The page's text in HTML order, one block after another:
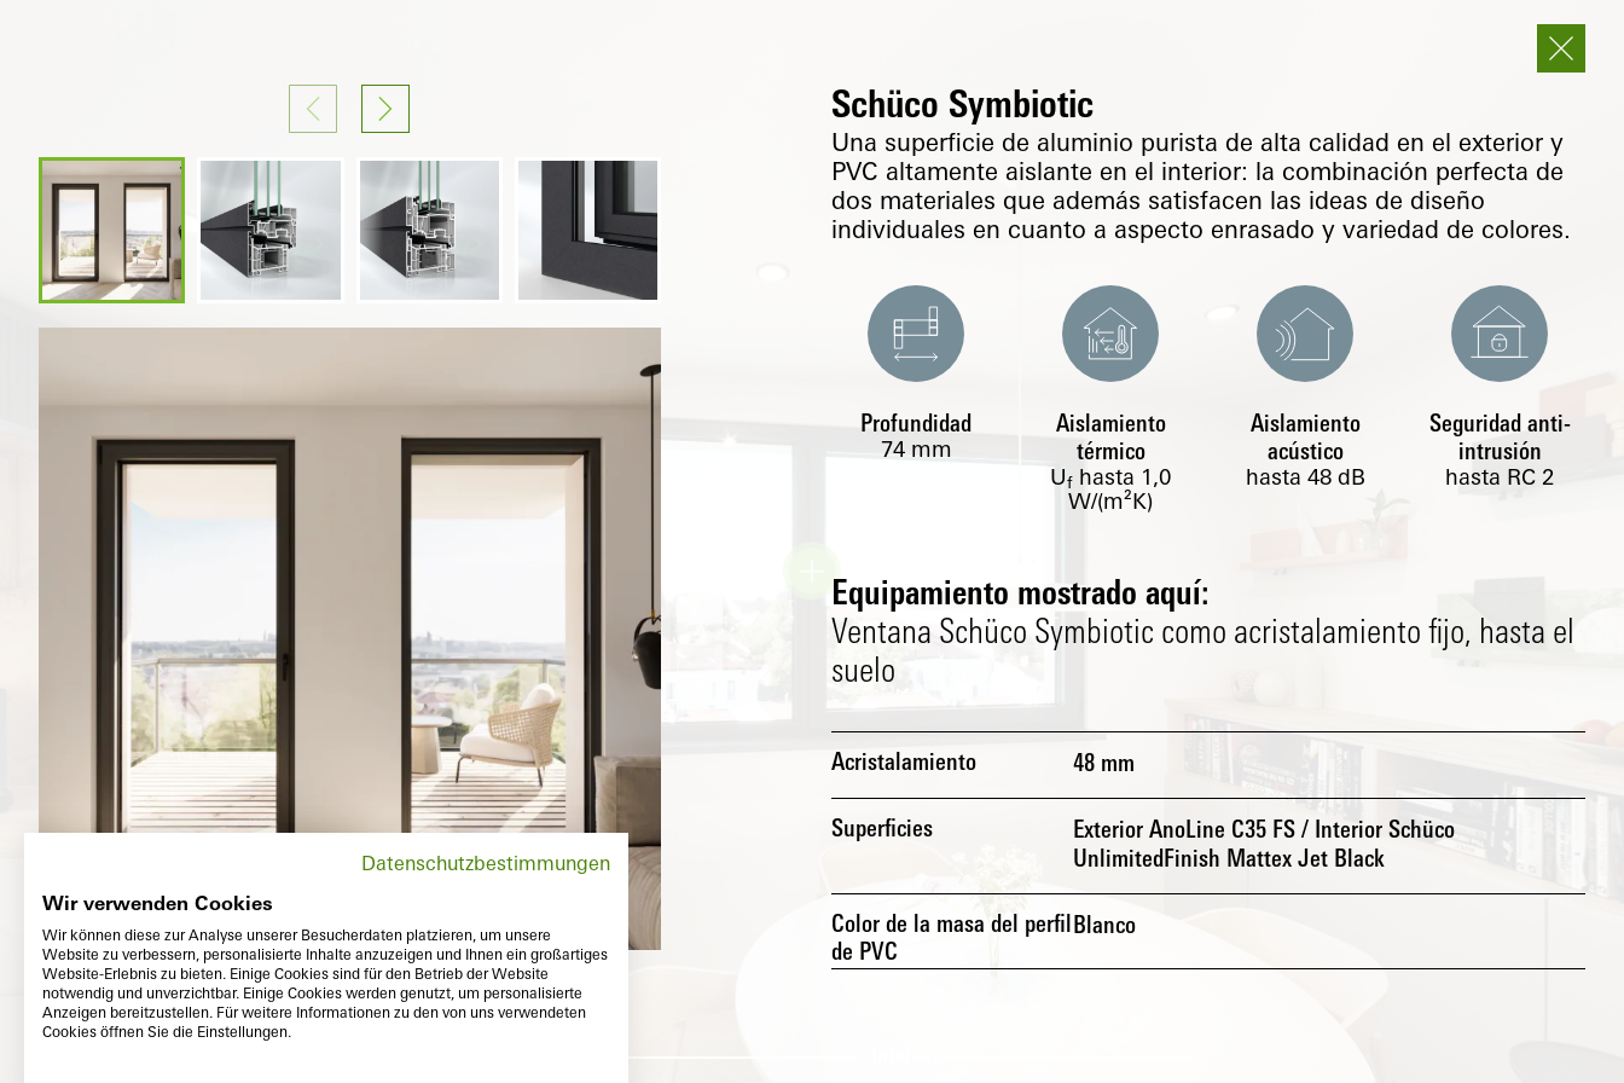
Schüco Symbiotic
Una superficie de aluminio purista de alta calidad en el exterior y
PVC altamente aislante en el interior: la combinación perfecta de
dos materiales que además satisfacen las ideas de diseño
individuales en cuanto a aspecto enrasado y variedad de colores.
Profundidad
74mm
Aislamiento
térmico
Uf hasta 1,0
W/(m²K)
Aislamiento
acústico
hasta 48 dB
Seguridad anti-
intrusión
hasta RC 2
Equipamiento mostrado aquí:
Ventana Schüco Symbiotic como acristalamiento fijo, hasta el
suelo
Acristalamiento 48 mm
Superficies
Exterior AnoLine C35 FS / Interior Schüco
UnlimitedFinish Mattex Jet Black
Color de la masa del perfil
de PVC
Blanco
Datenschutzbestimmungen
Wir verwenden Cookies
Wir können diese zur Analyse unserer Besucherdaten platzieren, um unsere
Website zu verbessern, personalisierte Inhalte anzuzeigen und Ihnen ein großartiges
Website-Erlebnis zu bieten. Einige Cookies sind für den Betrieb der Website
notwendig und unverzichtbar. Einige Cookies werden genutzt, um personalisierte
Anzeigen bereitzustellen. Für weitere Informationen zu den von uns verwendeten
Cookies öffnen Sie die Einstellungen.